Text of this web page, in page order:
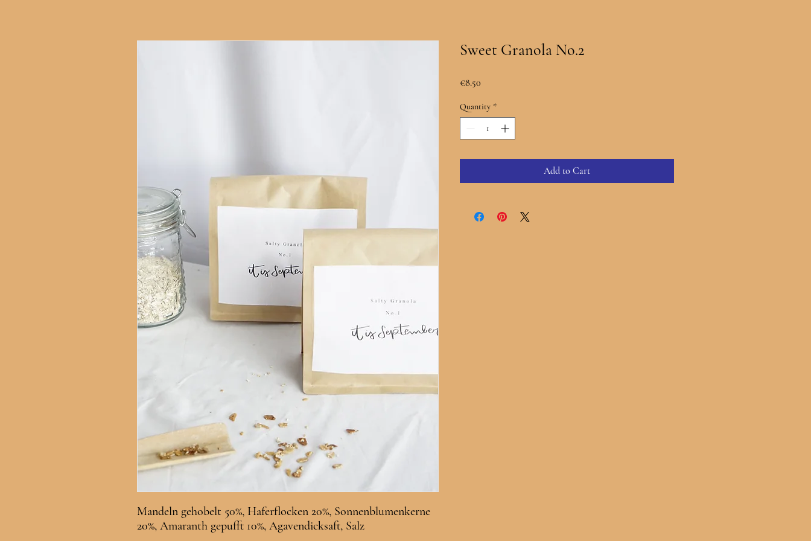
Mandeln gehobelt 50%, Haferflocken 20%, Sonnenblumenkerne
20%, Amaranth gepufft 10%, Agavendicksaft, Salz
Sweet Granola No.2
€8.50
Quantity *
Add to Cart